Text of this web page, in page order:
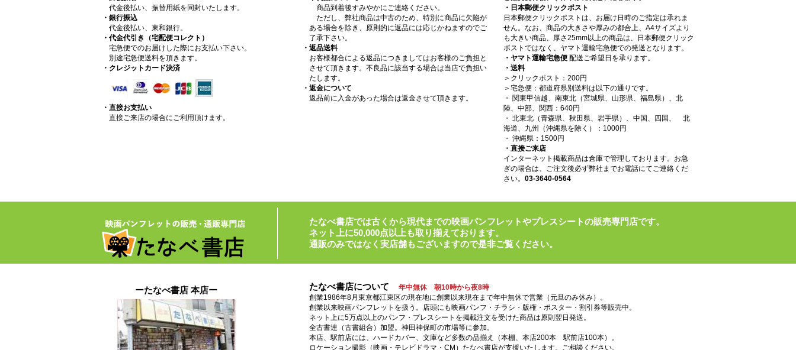
代金後払い、振替用紙を同封いたします。
・銀行振込
代金後払い、東和銀行。
・代金代引き（宅配便コレクト）
宅急便でのお届けした際にお支払い下さい。
別途宅急便送料を頂きます。
・クレジットカード決済
・直接お支払い
直接ご来店の場合にご利用頂けます。
商品到着後すみやかにご連絡ください。
ただし、弊社商品は中古のため、特別に商品に欠陥が
ある場合を除き、原則的に返品には応じかねますのでご
了承下さい。
・返品送料
お客様都合による返品につきましてはお客様のご負担と
させて頂きます。不良品に該当する場合は当店で負担い
たします。
・返金について
返品前に入金があった場合は返金させて頂きます。
・日本郵便クリックポスト
日本郵便クリックポストは、お届け日時のご指定は承れま
せん。なお、商品の大きさや厚みの都合上、A4サイズより
も大きい商品、厚さ25mm以上の商品は、日本郵便クリック
ポストではなく、ヤマト運輸宅急便での発送となります。
・ヤマト運輸宅急便 配送ご希望日を承ります。
・送料
＞クリックポスト：200円
＞宅急便：都道府県別送料は以下の通りです。
・ 関東甲信越、南東北（宮城県、山形県、福島県）、北
陸、中部、関西：640円
・ 北東北（青森県、秋田県、岩手県）、中国、四国、 北
海道、九州（沖縄県を除く）：1000円
・ 沖縄県：1500円
・直接ご来店
インターネット掲載商品は倉庫で管理しております。お急
ぎの場合は、ご注文後必ず弊社までお電話にてご連絡くだ
さい。 03-3640-0564
たなべ書店では古くから現代までの映画パンフレットやプレスシートの販売専門店です。
ネット上に50,000点以上も取り揃えております。
通販のみではなく実店舗もございますので是非ご覧ください。
ーたなべ書店 本店ー たなべ書店について
年中無休 朝10時から夜8時
創業1986年8月東京都江東区の現在地に創業以来現在まで年中無休で営業（元旦のみ休み）。
創業以来映画パンフレットを扱う。店頭にも映画パンフ・チラシ・版権・ポスター・割引券等販売中。
ネット上に5万点以上のパンフ・プレスシートを掲載注文を受けた商品は原則翌日発送。
全古書連（古書組合）加盟。神田神保町の市場等に参加。
本店、駅前店には、ハードカバー、文庫など多数の品揃え（本棚、本店200本 駅前店100本）。
ロケーション撮影（映画・テレビドラマ・CM）たなべ書店が支援いたします。ご相談ください。